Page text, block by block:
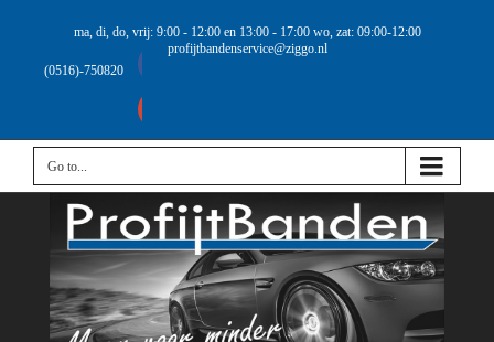
ma, di, do, vrij: 9:00 - 12:00 en 13:00 - 17:00 wo, zat: 09:00-12:00
profijtbandenservice@ziggo.nl
(0516)-750820
Go to...